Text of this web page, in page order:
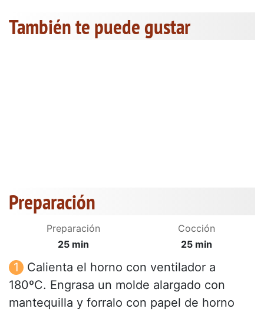
También te puede gustar
Preparación
Preparación
25 min
Cocción
25 min
Calienta el horno con ventilador a
180ºC. Engrasa un molde alargado con
mantequilla y forralo con papel de horno